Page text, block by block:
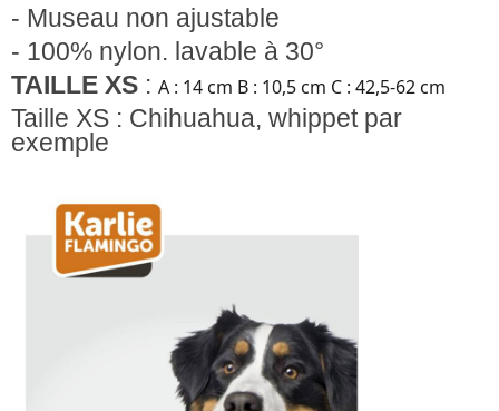
- Museau non ajustable
- 100% nylon. lavable à 30°
TAILLE XS : A : 14 cm B : 10,5 cm C : 42,5-62 cm
Taille XS : Chihuahua, whippet par
exemple